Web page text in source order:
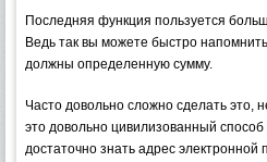
Последняя функция пользуется
Ведь так вы можете быстро
должны определенную сумму.
Часто довольно сложно сделать это,
это довольно цивилизованный
достаточно знать адрес электронной